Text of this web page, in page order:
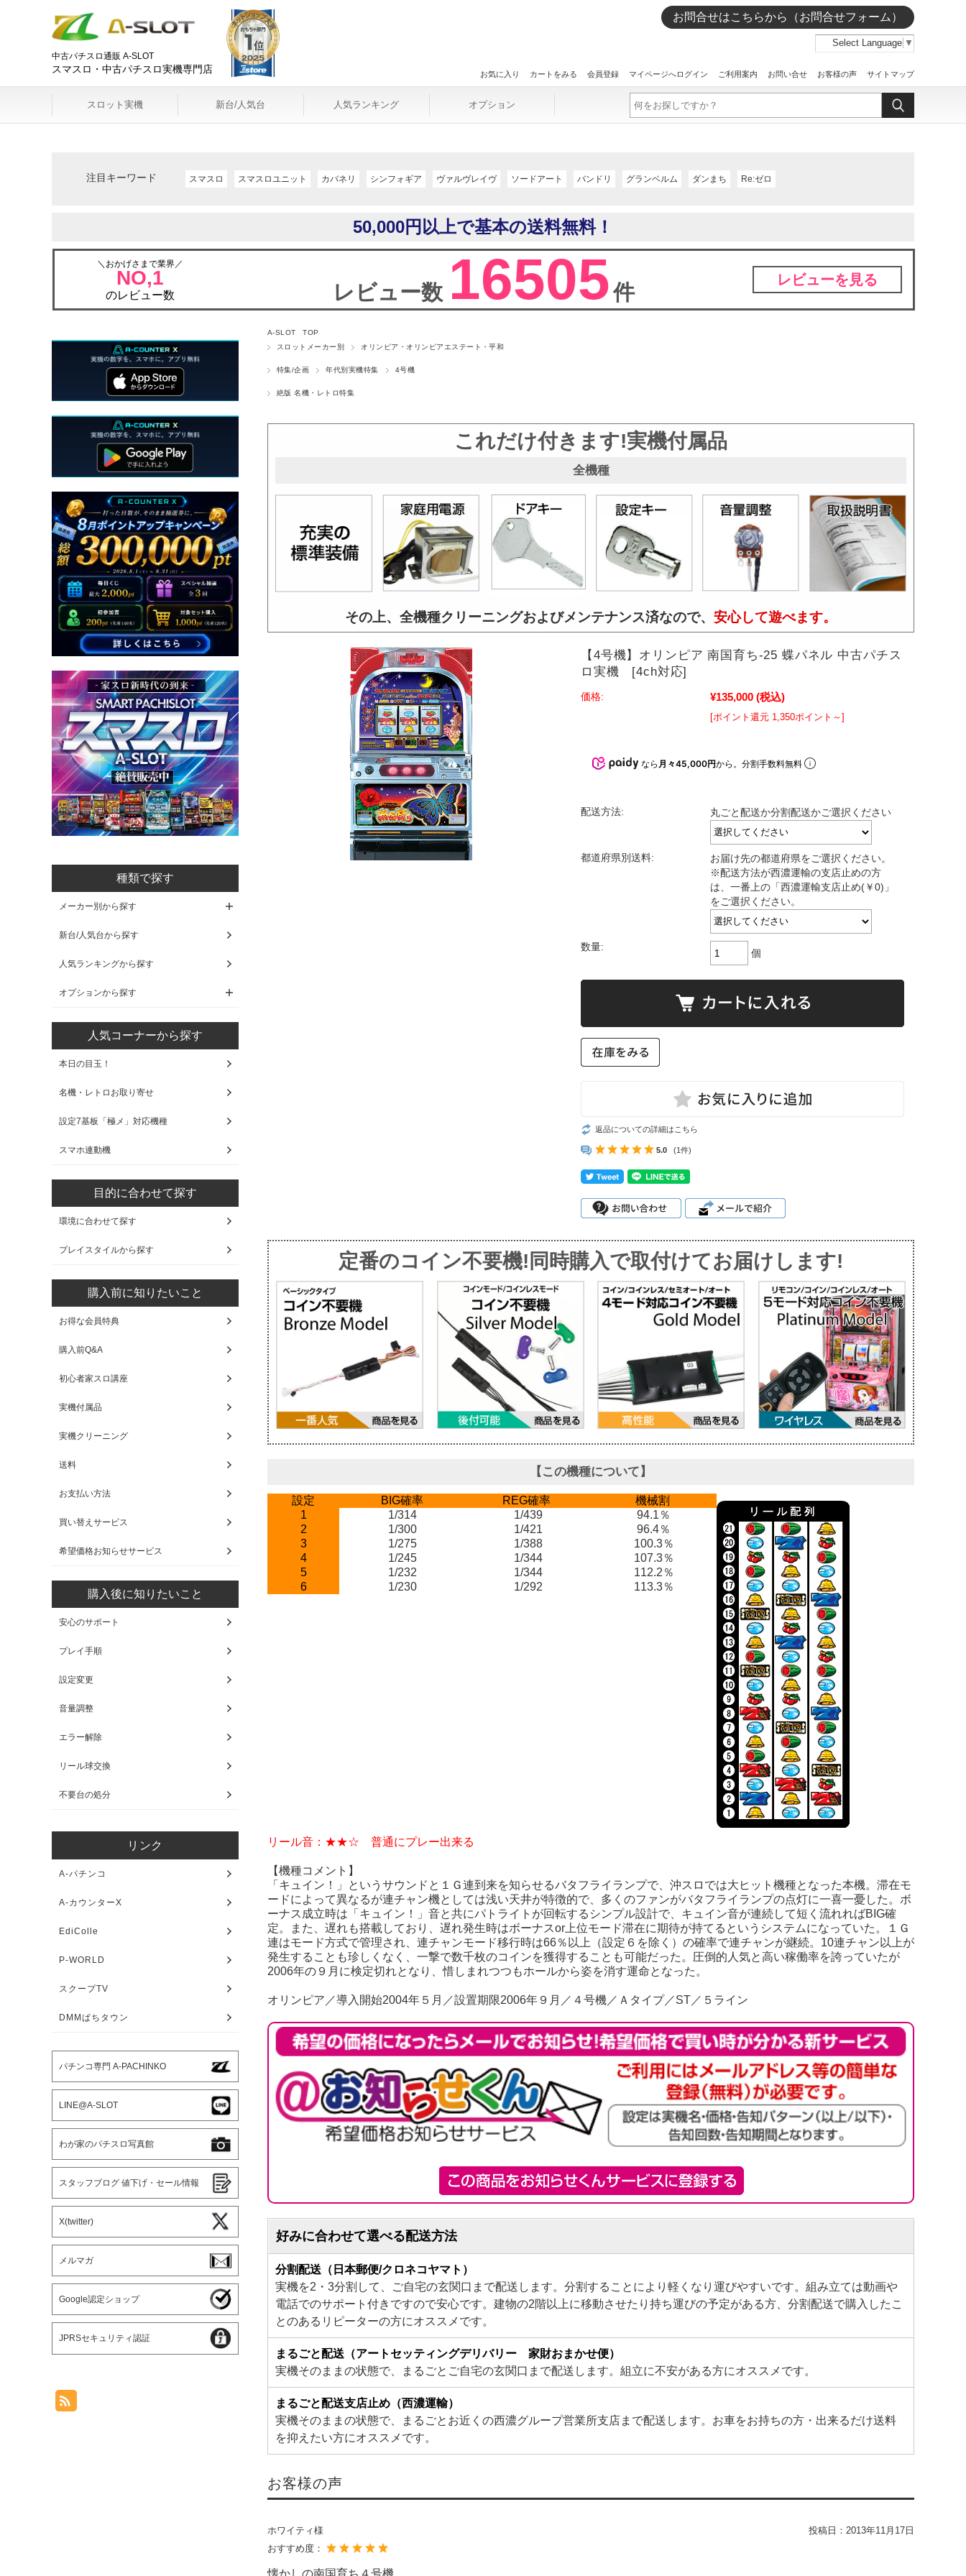
中古パチスロ通販 A-SLOT
スマスロ・中古パチスロ実機専門店
お問合せはこちらから（お問合せフォーム）
Select Language ▼
お気に入り カートをみる 会員登録 マイページへログイン ご利用案内 お問い合せ お客様の声 サイトマップ
スロット実機 新台/人気台 人気ランキング オプション
注目キーワード スマスロ スマスロユニット カバネリ シンフォギア ヴァルヴレイヴ ソードアート バンドリ グランベルム ダンまち Re:ゼロ
50,000円以上で基本の送料無料！
＼おかげさまで業界／
NO,1
のレビュー数 レビュー数 16505件
レビューを見る
A-SLOT TOP
スロットメーカー別
オリンピア・オリンピアエステート・平和
特集/企画 年代別実機特集 4号機
絶版 名機・レトロ特集
これだけ付きます!実機付属品
全機種
その上、全機種クリーニングおよびメンテナンス済なので、 安心して遊べます。
【4号機】オリンピア 南国育ち-25 蝶パネル 中古パチス
ロ実機 [4ch対応]
価格: ¥135,000 (税込)
[ポイント還元 1,350ポイント～]
なら 月々45,000円から。分割手数料無料
配送方法: 丸ごと配送か分割配送かご選択ください
都道府県別送料:
お届け先の都道府県をご選択ください。
※配送方法が西濃運輸の支店止めの方
は、一番上の「西濃運輸支店止め(￥0)」
をご選択ください。
数量:
個
返品についての詳細はこちら
5.0 (1件)
定番のコイン不要機!同時購入で取付けてお届けします!
【この機種について】
設定 BIG確率 REG確率
機械割
1
1/314 1/439
94.1％
2
1/300 1/421
96.4％
3
1/275 1/388
100.3％
4
1/245 1/344
107.3％
5
1/232 1/344
112.2％
6
1/230 1/292 113.3％
リール音：★★☆ 普通にプレー出来る
【機種コメント】
「キュイン！」というサウンドと１Ｇ連到来を知らせるバタフライランプで、沖スロでは大ヒット機種となった本機。滞在モ
ードによって異なるが連チャン機としては浅い天井が特徴的で、多くのファンがバタフライランプの点灯に一喜一憂した。ボ
ーナス成立時は「キュイン！」音と共にパトライトが回転するシンプル設計で、キュイン音が連続して短く流れればBIG確
定。また、遅れも搭載しており、遅れ発生時はボーナスor上位モード滞在に期待が持てるというシステムになっていた。１Ｇ
連はモード方式で管理され、連チャンモード移行時は66％以上（設定６を除く）の確率で連チャンが継続。10連チャン以上が
発生することも珍しくなく、一撃で数千枚のコインを獲得することも可能だった。圧倒的人気と高い稼働率を誇っていたが
2006年の９月に検定切れとなり、惜しまれつつもホールから姿を消す運命となった。
オリンピア／導入開始2004年５月／設置期限2006年９月／４号機／Ａタイプ／ST／５ライン
好みに合わせて選べる配送方法
分割配送（日本郵便/クロネコヤマト）
実機を2・3分割して、ご自宅の玄関口まで配送します。分割することにより軽くなり運びやすいです。組み立ては動画や
電話でのサポート付きですので安心です。建物の2階以上に移動させたり持ち運びの予定がある方、分割配送で購入したこ
とのあるリピーターの方にオススメです。
まるごと配送（アートセッティングデリバリー 家財おまかせ便）
実機そのままの状態で、まるごとご自宅の玄関口まで配送します。組立に不安がある方にオススメです。
まるごと配送支店止め（西濃運輸）
実機そのままの状態で、まるごとお近くの西濃グループ営業所支店まで配送します。お車をお持ちの方・出来るだけ送料
を抑えたい方にオススメです。
お客様の声
ホワイティ様 投稿日： 2013年11月17日
おすすめ度：
懐かしの南国育ち４号機
種類で探す
メーカー別から探す
新台/人気台から探す
人気ランキングから探す
オプションから探す
人気コーナーから探す
本日の目玉！
名機・レトロお取り寄せ
設定7基板「極メ」対応機種
スマホ連動機
目的に合わせて探す
環境に合わせて探す
プレイスタイルから探す
購入前に知りたいこと
お得な会員特典
購入前Q&A
初心者家スロ講座
実機付属品
実機クリーニング
送料
お支払い方法
買い替えサービス
希望価格お知らせサービス
購入後に知りたいこと
安心のサポート
プレイ手順
設定変更
音量調整
エラー解除
リール球交換
不要台の処分
リンク
A-パチンコ
A-カウンターX
EdiColle
P-WORLD
スクープTV
DMMぱちタウン
パチンコ専門 A-PACHINKO
LINE@A-SLOT
わが家のパチスロ写真館
スタッフブログ 値下げ・セール情報
X(twitter)
メルマガ
Google認定ショップ
JPRSセキュリティ認証